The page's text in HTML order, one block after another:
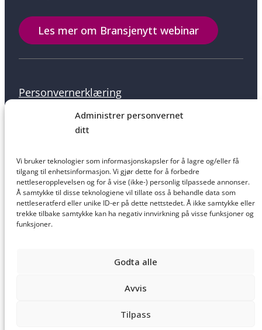
Administrer personvernet
ditt
Vi bruker teknologier som informasjonskapsler for å lagre og/eller få
tilgang til enhetsinformasjon. Vi gjør dette for å forbedre
nettleseropplevelsen og for å vise (ikke-) personlig tilpassede annonser.
Å samtykke til disse teknologiene vil tillate oss å behandle data som
nettleseratferd eller unike ID-er på dette nettstedet. Å ikke samtykke eller
trekke tilbake samtykke kan ha negativ innvirkning på visse funksjoner og
funksjoner.
Godta alle
Avvis
Tilpass
Les mer om Bransjenytt webinar
Personvernerklæring
Salgsbetingelser